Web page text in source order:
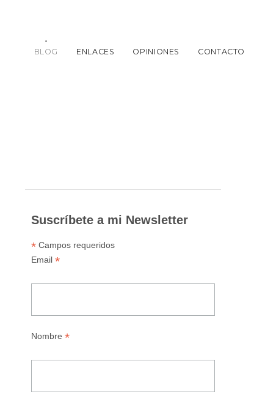
BLOG ENLACES OPINIONES CONTACTO
Suscríbete a mi Newsletter
*Campos requeridos
Email *
Nombre *